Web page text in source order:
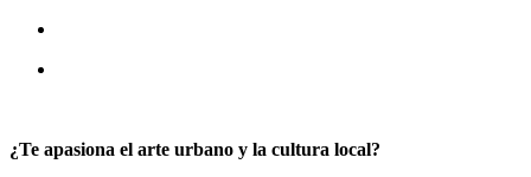
¿Te apasiona el arte urbano y la cultura local?